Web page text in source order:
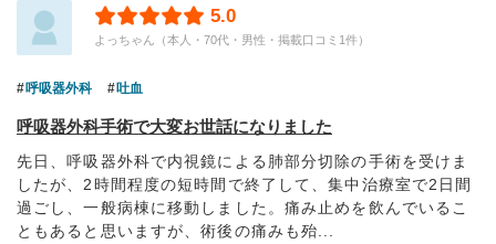
5.0
よっちゃん（本人・70代・男性・掲載口コミ1件）
呼吸器外科 吐血
呼吸器外科手術で大変お世話になりました
先日、呼吸器外科で内視鏡による肺部分切除の手術を受けま
したが、2時間程度の短時間で終了して、集中治療室で2日間
過ごし、一般病棟に移動しました。痛み止めを飲んでいるこ
ともあると思いますが、術後の痛みも殆...